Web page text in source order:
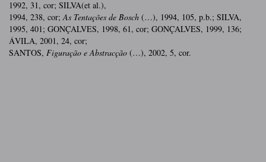
1992, 31, cor; SILVA(et al.),
1994, 238, cor;As Tentações de Bosch (…), 1994, 105, p.b.; SILVA,
1995, 401; GONÇALVES, 1998, 61, cor; GONÇALVES, 1999, 136;
ÁVILA, 2001, 24, cor;
SANTOS, Figuração e Abstracção (…), 2002, 5, cor.